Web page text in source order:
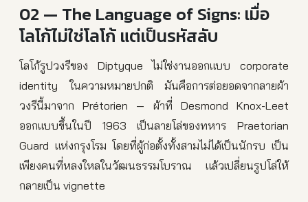
02 — The Language of Signs: เมื่อ
โลโก้ไม่ใช่โลโก้ แต่เป็นรหัสลับ
โลโก้รูปวงรีของ Diptyque ไม่ใช่งานออกแบบ corporate
identity ในความหมายปกติ มันคือการต่อยอดจากลายผ้า
วงรีนี้มาจาก Prétorien — ผ้าที่ Desmond Knox-Leet
ออกแบบขึ้นในปี 1963 เป็นลายโล่ของทหาร Praetorian
Guard แห่งกรุงโรม โดยที่ผู้ก่อตั้งทั้งสามไม่ได้เป็นนักรบ เป็น
เพียงคนที่หลงใหลในวัฒนธรรมโบราณ แล้วเปลี่ยนรูปโล่ให้
กลายเป็น vignette